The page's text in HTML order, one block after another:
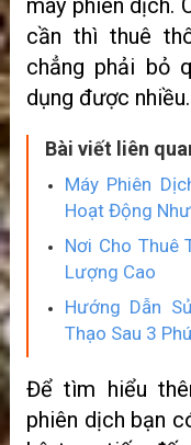
máy phiên dịch.
cần thì thuê
chẳng phải bỏ
dụng được nhiều.
Bài viết liên
Máy Phiên
Hoạt Động
Nơi Cho Thuê
Lượng Cao
Hướng Dẫn
Thạo Sau 3
Để tìm hiểu
phiên dịch bạn